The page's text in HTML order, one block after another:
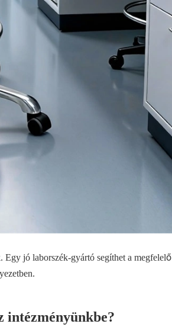
jó laborszék-gyártó segíthet a megfelelő
intézményünkbe?